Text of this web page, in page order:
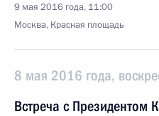
9 мая 2016 года, 11:00
Москва, Красная площадь
8 мая 2016 года,
Встреча с Президентом